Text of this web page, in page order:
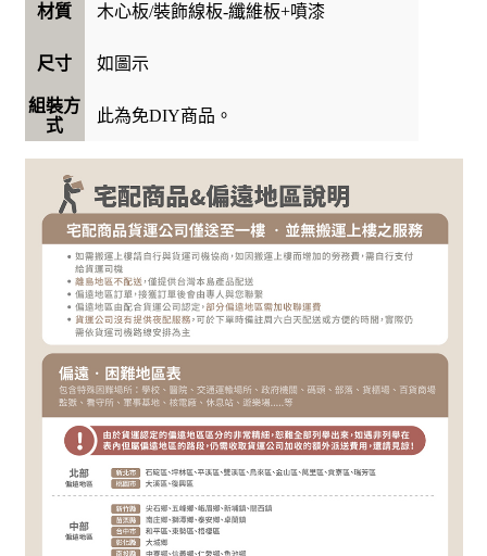
材質 木心板/裝飾線板-纖維板+噴漆
尺寸 如圖示
組裝方
式
此為免DIY商品。